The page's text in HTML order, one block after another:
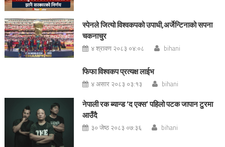
स्पेनले जित्यो विश्वकपको उपाधी,अर्जेन्टिनाको सपना
चकनाचुर
४ श्रावण २०८३ ०४:०८ bihani
फिफा विश्वकप प्रत्यक्ष लाईभ
४ असार २०८३ ०३:१३ bihani
नेपाली रक ब्यान्ड ‘द एक्स’ पहिलो पटक जापान टुरमा
आउँदै
३० जेष्ठ २०८३ ०७:३६ bihani